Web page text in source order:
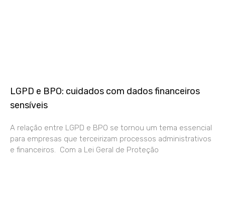
LGPD e BPO: cuidados com dados financeiros
sensíveis
A relação entre LGPD e BPO se tornou um tema essencial
para empresas que terceirizam processos administrativos
e financeiros. Com a Lei Geral de Proteção